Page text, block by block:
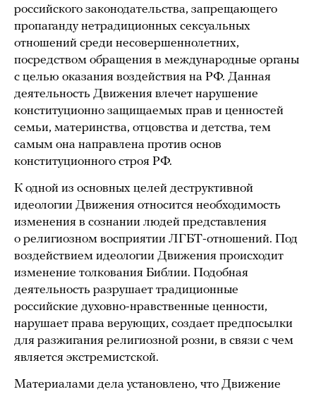
российского законодательства, запрещающего
пропаганду нетрадиционных сексуальных
отношений среди несовершеннолетних,
посредством обращения в международные органы
с целью оказания воздействия на РФ. Данная
деятельность Движения влечет нарушение
конституционно защищаемых прав и ценностей
семьи, материнства, отцовства и детства, тем
самым она направлена против основ
конституционного строя РФ.
К одной из основных целей деструктивной
идеологии Движения относится необходимость
изменения в сознании людей представления
о религиозном восприятии ЛГБТ-отношений. Под
воздействием идеологии Движения происходит
изменение толкования Библии. Подобная
деятельность разрушает традиционные
российские духовно-нравственные ценности,
нарушает права верующих, создает предпосылки
для разжигания религиозной розни, в связи с чем
является экстремистской.
Материалами дела установлено, что Движение